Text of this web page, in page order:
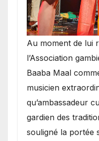
​Au moment de lui
l’Association
Baaba Maal
musicien
qu’ambassadeur
gardien des
souligné la portée